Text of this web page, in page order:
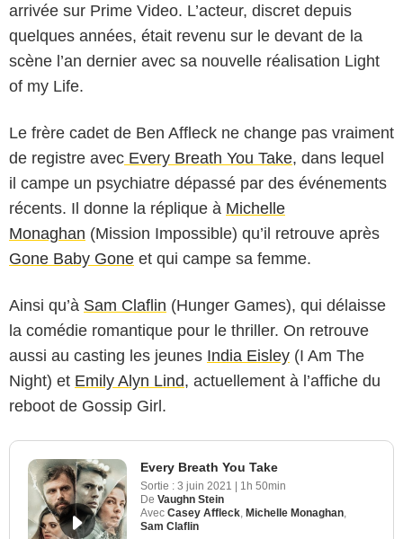
arrivée sur Prime Video. L’acteur, discret depuis
quelques années, était revenu sur le devant de la
scène l’an dernier avec sa nouvelle réalisation Light
of my Life.
Le frère cadet de Ben Affleck ne change pas vraiment
de registre avec Every Breath You Take, dans lequel
il campe un psychiatre dépassé par des événements
récents. Il donne la réplique à Michelle
Monaghan (Mission Impossible) qu’il retrouve après
Gone Baby Gone et qui campe sa femme.
Ainsi qu’à Sam Claflin (Hunger Games), qui délaisse
la comédie romantique pour le thriller. On retrouve
aussi au casting les jeunes India Eisley (I Am The
Night) et Emily Alyn Lind, actuellement à l’affiche du
reboot de Gossip Girl.
Every Breath You Take
Sortie : 3 juin 2021 | 1h 50min
De Vaughn Stein
Avec Casey Affleck Michelle Monaghan
Sam Claflin